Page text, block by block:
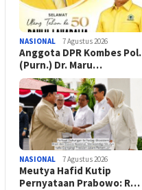
NASIONAL 7 Agustus 2026
Anggota DPR Kombes Pol.
(Purn.) Dr. Maru…
NASIONAL 7 Agustus 2026
Meutya Hafid Kutip
Pernyataan Prabowo: R…